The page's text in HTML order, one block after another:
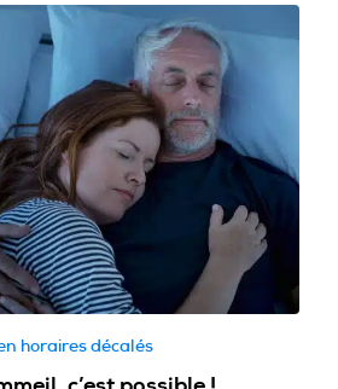
horaires décalés